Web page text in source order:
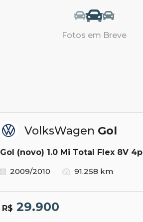
Fotos em Breve
VolksWagen Gol
Gol (novo) 1.0 Mi Total Flex 8V 4p
2009/2010
91.258 km
R$ 29.900